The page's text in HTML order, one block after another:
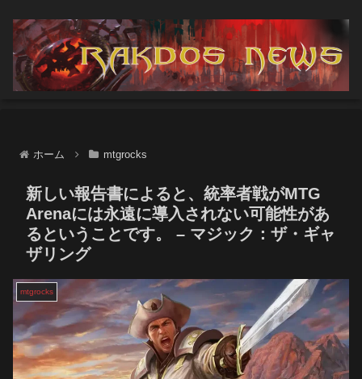
ホーム mtgrocks
新しい報告書によると、統率者戦がMTG
Arenaには永遠に導入されない可能性があ
るということです。 – マジック：ザ・ギャ
ザリング
mtgrocks